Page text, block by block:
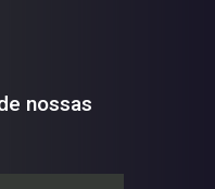
nossas